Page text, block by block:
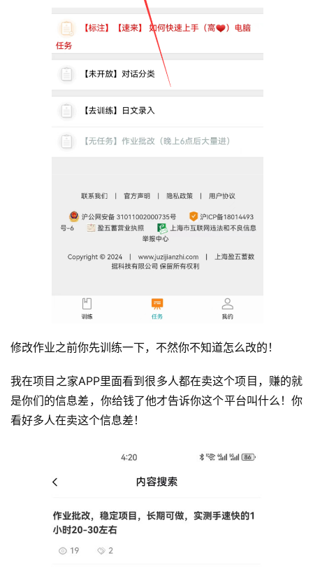
运
营
修改作业之前你先训练一下，不然你不知道怎么改的！
我在项目之家APP里面看到很多人都在卖这个项目，赚的就
是你们的信息差，你给钱了他才告诉你这个平台叫什么！你
看好多人在卖这个信息差！